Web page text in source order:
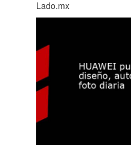
Lado.mx